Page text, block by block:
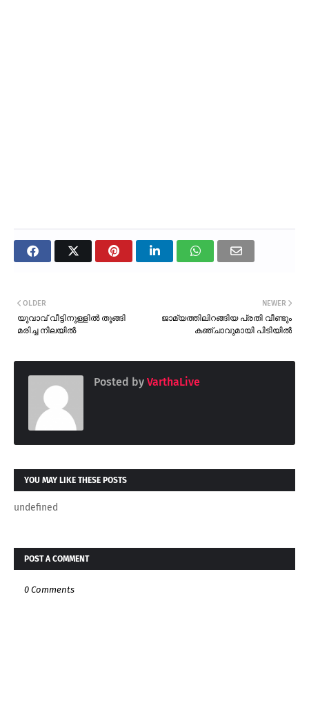
NEWER
ജാമ്യത്തിലിറങ്ങിയ പ്രതി വീണ്ടും
കഞ്ചാവുമായി പിടിയിൽ
OLDER
യുവാവ് വീട്ടിനുള്ളിൽ തൂങ്ങി
മരിച്ച നിലയിൽ
Posted by VarthaLive
YOU MAY LIKE THESE POSTS
undefined
POST A COMMENT
0 Comments